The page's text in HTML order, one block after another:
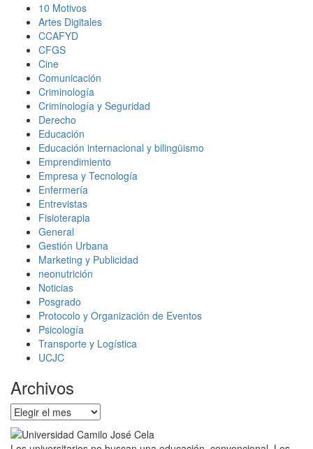
10 Motivos
Artes Digitales
CCAFYD
CFGS
Cine
Comunicación
Criminología
Criminología y Seguridad
Derecho
Educación
Educación internacional y bilingüismo
Emprendimiento
Empresa y Tecnología
Enfermería
Entrevistas
Fisioterapia
General
Gestión Urbana
Marketing y Publicidad
neonutrición
Noticias
Posgrado
Protocolo y Organización de Eventos
Psicología
Transporte y Logística
UCJC
Archivos
Archivos